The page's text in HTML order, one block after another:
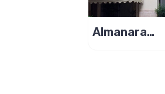
Almanara